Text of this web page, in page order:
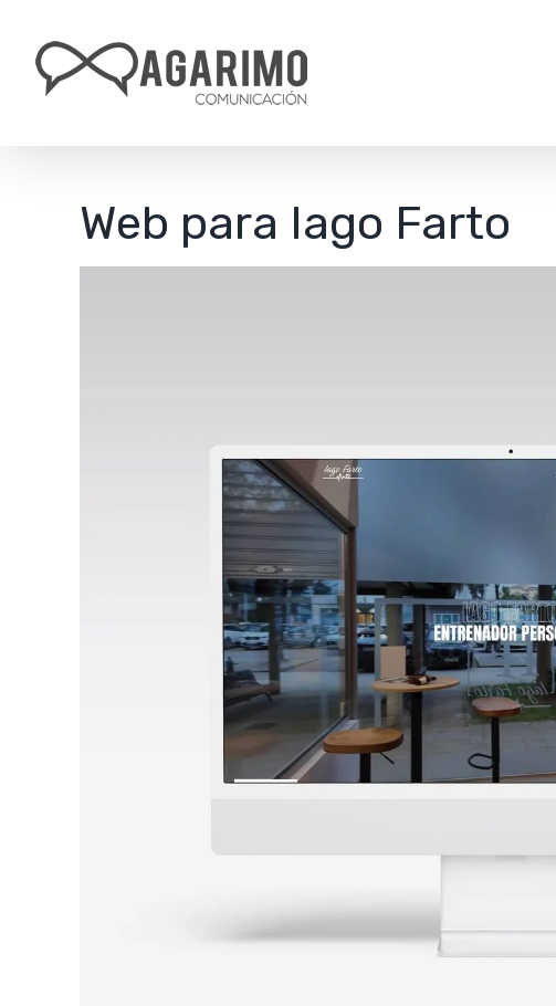
contenido
Web para Iago Farto